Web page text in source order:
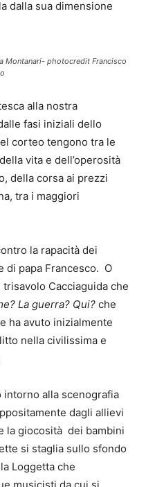
dalla sua dimensione
Montanari- photocredit Francisco
alla nostra
fasi iniziali dello
corteo tengono tra le
vita e dell’operosità
della corsa ai prezzi
tra i maggiori
la rapacità dei
di papa Francesco. O
Cacciaguida che
La guerra? Qui? che
ha avuto inizialmente
nella civilissima e
alla scenografia
dagli allievi
la giocosità dei bambini
si staglia sullo sfondo
Loggetta che